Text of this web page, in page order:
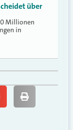
über
Millionen
in